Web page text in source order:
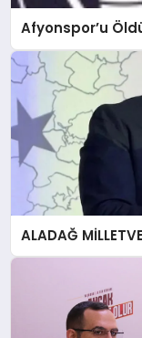
Afyonspor’u
ALADAĞ